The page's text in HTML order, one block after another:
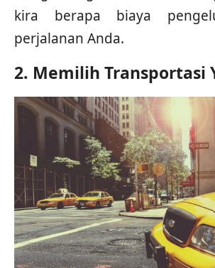
kira berapa biaya
perjalanan Anda.
2. Memilih Transportasi